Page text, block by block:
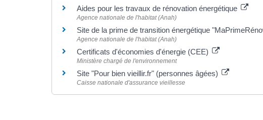
Aides pour les travaux de rénovation énergétique
Agence nationale de l'habitat (Anah)
Site de la prime de transition énergétique
Agence nationale de l'habitat (Anah)
Certificats d'économies d'énergie (CEE)
Ministère chargé de l'environnement
Site "Pour bien vieillir.fr" (personnes âgées)
Caisse nationale d'assurance vieillesse